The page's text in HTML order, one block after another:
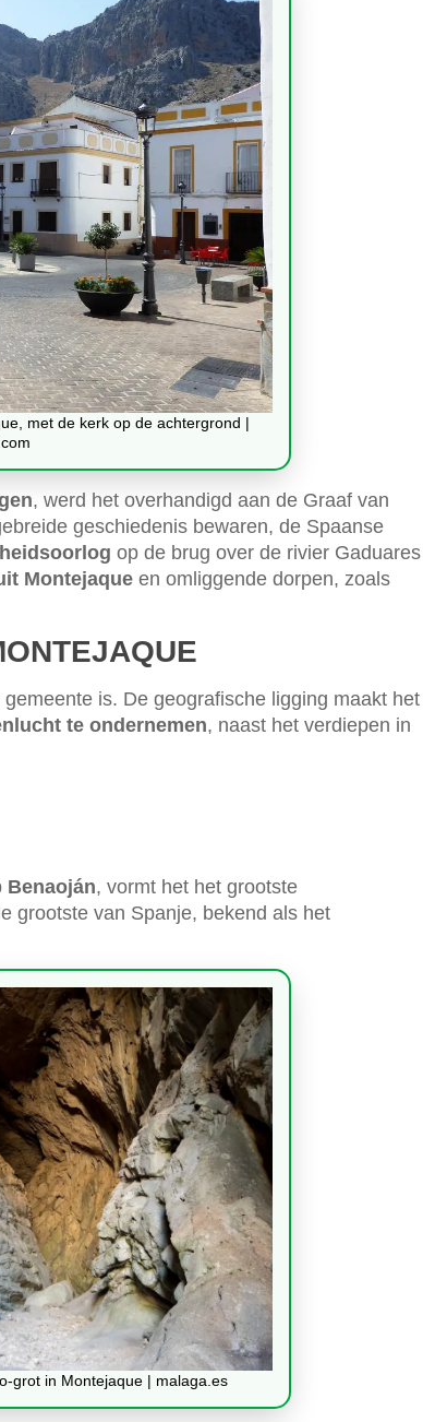
met de kerk op de achtergrond |
, werd het overhandigd aan de Graaf van
geschiedenis bewaren, de Spaanse
op de brug over de rivier Gaduares
Montejaque en omliggende dorpen, zoals
is. De geografische ligging maakt het
te ondernemen, naast het verdiepen in
Benaoján, vormt het het grootste
grootste van Spanje, bekend als het
grot in Montejaque | malaga.es